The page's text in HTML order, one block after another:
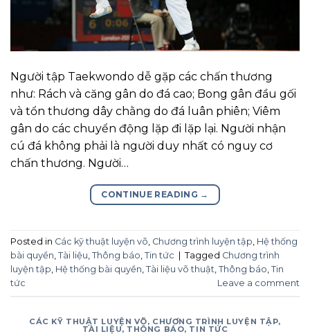
Người tập Taekwondo dễ gặp các chấn thương
như: Rách và căng gân do đá cao; Bong gân đầu gối
và tổn thương dây chằng do đá luân phiên; Viêm
gân do các chuyển động lặp đi lặp lại. Người nhận
cú đá không phải là người duy nhất có nguy cơ
chấn thương. Người…
CONTINUE READING →
Posted in Các kỹ thuật luyện võ, Chương trình luyện tập, Hệ thống
bài quyền, Tài liệu, Thông báo, Tin tức Tagged Chương trình
luyện tập, Hệ thống bài quyền, Tài liệu võ thuật, Thông báo, Tin
tức
Leave a comment
CÁC KỸ THUẬT LUYỆN VÕ, CHƯƠNG TRÌNH LUYỆN TẬP,
TÀI LIỆU, THÔNG BÁO, TIN TỨC